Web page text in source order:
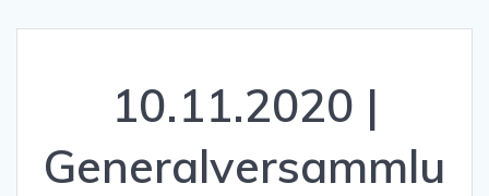
10.11.2020 |
Generalversammlu